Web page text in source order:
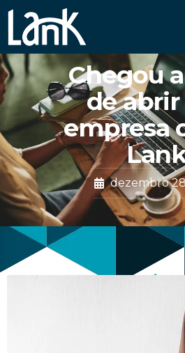
Chegou
de abrir
empresa
dezembro